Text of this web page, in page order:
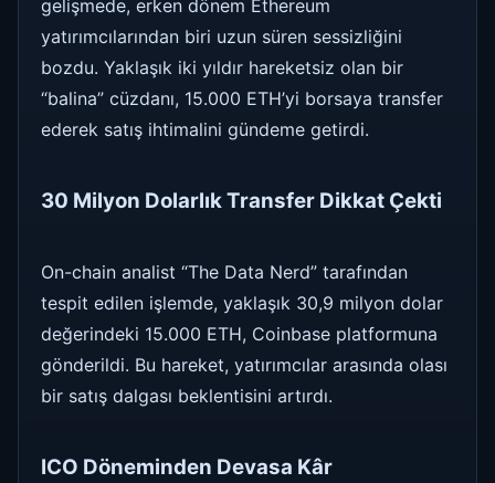
gelişmede, erken dönem Ethereum
yatırımcılarından biri uzun süren sessizliğini
bozdu. Yaklaşık iki yıldır hareketsiz olan bir
“balina” cüzdanı, 15.000 ETH’yi borsaya transfer
ederek satış ihtimalini gündeme getirdi.
30 Milyon Dolarlık Transfer Dikkat Çekti
On-chain analist “The Data Nerd” tarafından
tespit edilen işlemde, yaklaşık 30,9 milyon dolar
değerindeki 15.000 ETH, Coinbase platformuna
gönderildi. Bu hareket, yatırımcılar arasında olası
bir satış dalgası beklentisini artırdı.
ICO Döneminden Devasa Kâr